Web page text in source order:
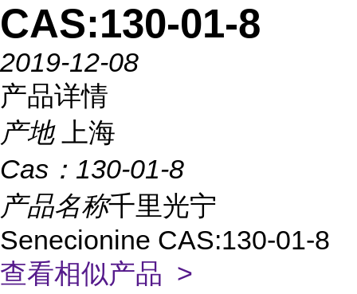
CAS:130-01-8
2019-12-08
产品详情
产地
上海
Cas： 130-01-8
产品名称千里光宁
Senecionine CAS:130-01-8
查看相似产品 >